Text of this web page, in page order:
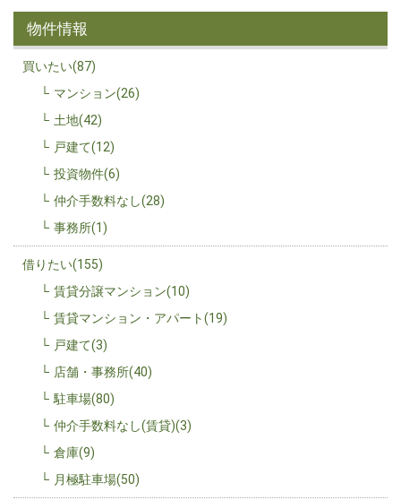
物件情報
買いたい(87)
マンション(26)
土地(42)
戸建て(12)
投資物件(6)
仲介手数料なし(28)
事務所(1)
借りたい(155)
賃貸分譲マンション(10)
賃貸マンション・アパート(19)
戸建て(3)
店舗・事務所(40)
駐車場(80)
仲介手数料なし(賃貸)(3)
倉庫(9)
月極駐車場(50)